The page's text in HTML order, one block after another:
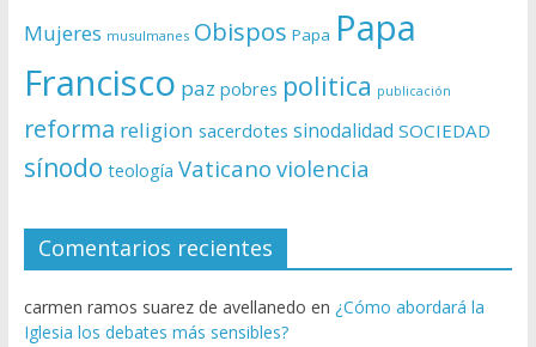
Mujeres musulmanes Obispos Papa Papa
Francisco paz pobres politica publicación
reforma religion sacerdotes sinodalidad SOCIEDAD
sínodo teología Vaticano violencia
Comentarios recientes
carmen ramos suarez de avellanedo en ¿Cómo abordará la
Iglesia los debates más sensibles?